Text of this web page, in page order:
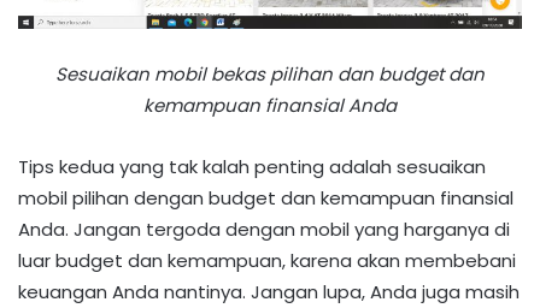
Sesuaikan mobil bekas pilihan dan budget dan
kemampuan finansial Anda
Tips kedua yang tak kalah penting adalah sesuaikan
mobil pilihan dengan budget dan kemampuan finansial
Anda. Jangan tergoda dengan mobil yang harganya di
luar budget dan kemampuan, karena akan membebani
keuangan Anda nantinya. Jangan lupa, Anda juga masih